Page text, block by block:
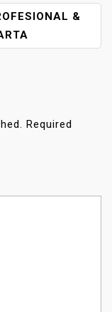
&
Required